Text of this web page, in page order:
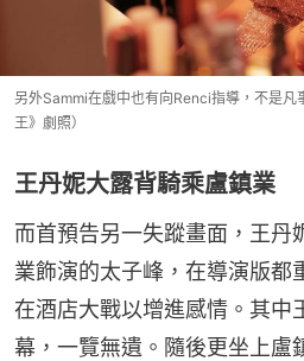
另外Sammi在戲中也有向Renci指導，不是
王》劇照）
王丹妮大露背騎乘盧鎮業
而首預告另一失蹤畫面，王丹
業飾演的太子峰，在導演版都
在酒店大戰以增進感情。其中
幕，一覽無遺。隨後更坐上盧